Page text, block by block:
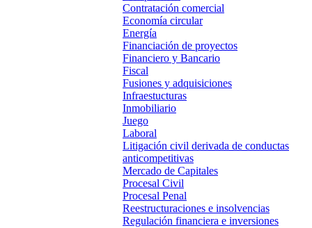
Contratación comercial
Economía circular
Energía
Financiación de proyectos
Financiero y Bancario
Fiscal
Fusiones y adquisiciones
Infraestucturas
Inmobiliario
Juego
Laboral
Litigación civil derivada de conductas
anticompetitivas
Mercado de Capitales
Procesal Civil
Procesal Penal
Reestructuraciones e insolvencias
Regulación financiera e inversiones